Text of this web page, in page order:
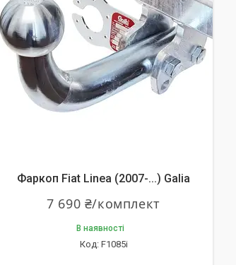
Фаркоп Fiat Linea (2007-...) Galia
7 690 ₴/комплект
В наявності
F1085i